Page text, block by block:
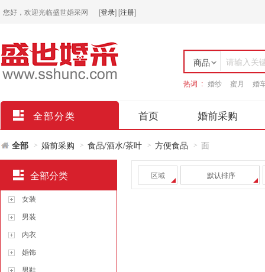
您好，欢迎光临盛世婚采网 [登录][注册]
商品
店铺
请输入关
热词 : 婚纱 蜜月 婚
全部分类 首页 婚前采购
全部 > 婚前采购 > 食品/酒水/茶叶 > 方便食品 > 面
区域 默认排序
全部分类
女装
男装
内衣
婚饰
男鞋